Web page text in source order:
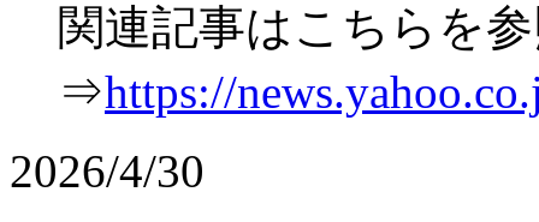
関連記事はこちらを
⇒https://
2026/4/30